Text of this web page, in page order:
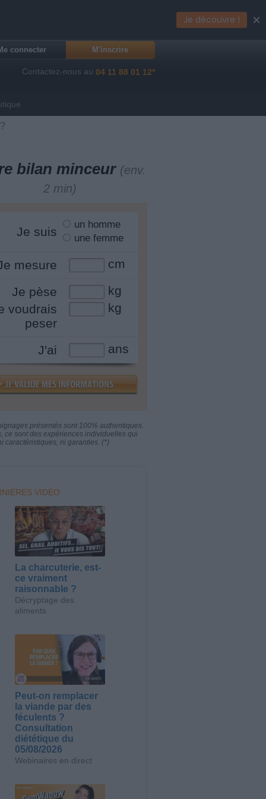
connecter M'inscrire
Contactez-nous au 04 11 88 01 12*
bilan minceur (env.
2 min)
Je suis
un homme
une femme
mesure cm
Je pèse
kg
voudrais
peser
kg
J'ai ans
présentés sont 100% authentiques.
ce sont des expériences individuelles qui
caractéristiques, ni garanties. (*)
VIDÉO
La charcuterie, est-
ce vraiment
raisonnable ?
Décryptage des
aliments
Peut-on remplacer
la viande par des
féculents ?
Consultation
diététique du
05/08/2026
Webinaires en direct
Je découvre ! ×